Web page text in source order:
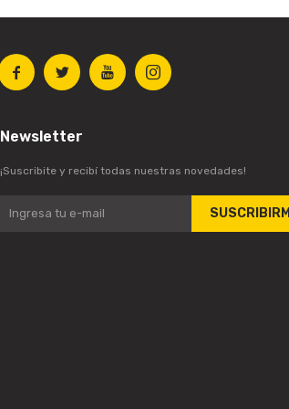
   
Newsletter
¡Suscribite y recibí todas nuestras novedades!